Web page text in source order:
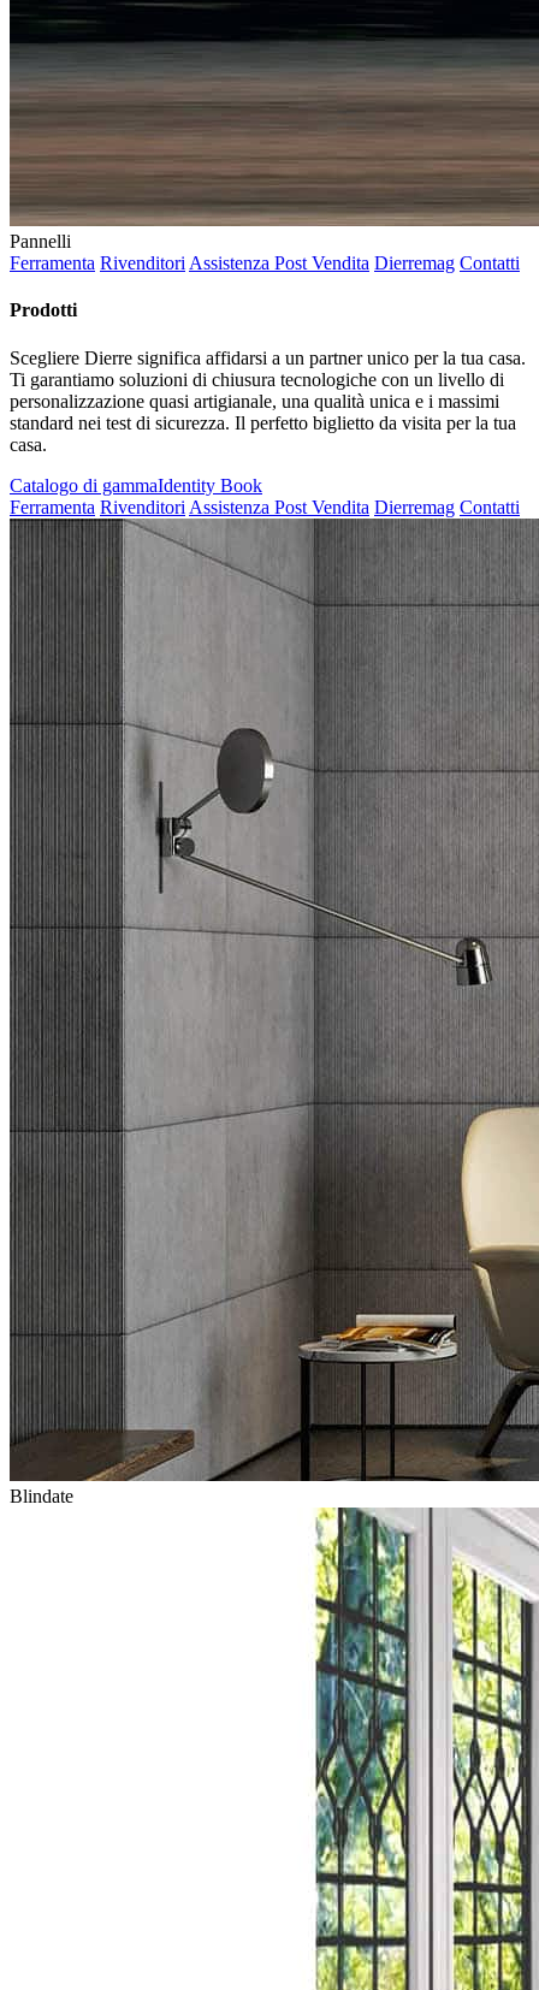
Pannelli
Ferramenta Rivenditori Assistenza Post Vendita Dierremag Contatti
Prodotti
Scegliere Dierre significa affidarsi a un partner unico per la tua casa.
Ti garantiamo soluzioni di chiusura tecnologiche con un livello di
personalizzazione quasi artigianale, una qualità unica e i massimi
standard nei test di sicurezza. Il perfetto biglietto da visita per la tua
casa.
Catalogo di gammaIdentity Book
Ferramenta Rivenditori Assistenza Post Vendita Dierremag Contatti
Blindate